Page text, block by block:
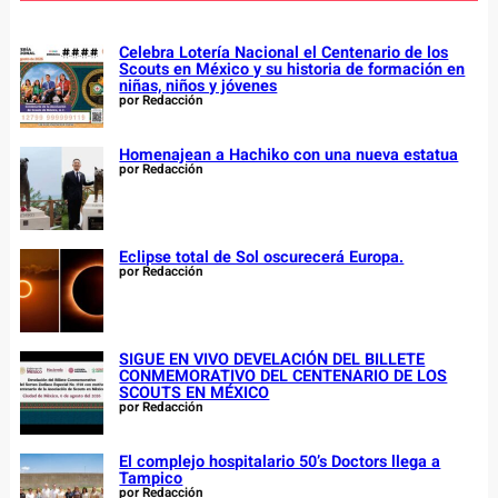
Celebra Lotería Nacional el Centenario de los
Scouts en México y su historia de formación en
niñas, niños y jóvenes
por Redacción
Homenajean a Hachiko con una nueva estatua
por Redacción
Eclipse total de Sol oscurecerá Europa.
por Redacción
SIGUE EN VIVO DEVELACIÓN DEL BILLETE
CONMEMORATIVO DEL CENTENARIO DE LOS
SCOUTS EN MÉXICO
por Redacción
El complejo hospitalario 50’s Doctors llega a
Tampico
por Redacción